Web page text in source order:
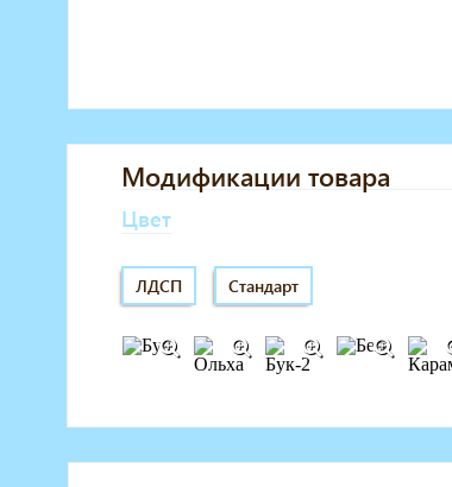
Модификации товара
Цвет
ЛДСП Стандарт